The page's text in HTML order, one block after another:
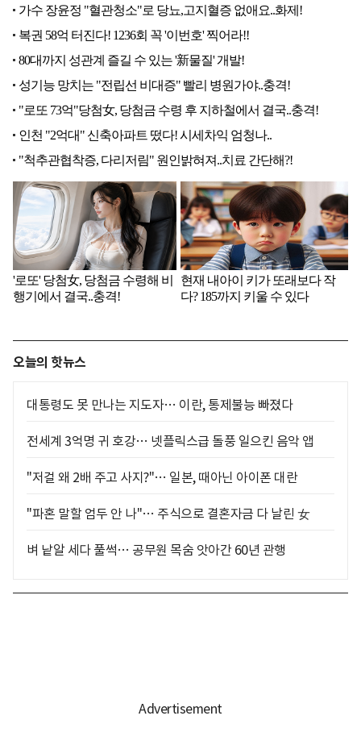
오늘의 핫뉴스
대통령도 못 만나는 지도자… 이란, 통제불능 빠졌다
전세계 3억명 귀 호강… 넷플릭스급 돌풍 일으킨 음악 앱
"저걸 왜 2배 주고 사지?"… 일본, 때아닌 아이폰 대란
"파혼 말할 엄두 안 나"… 주식으로 결혼자금 다 날린 女
벼 낱알 세다 풀썩… 공무원 목숨 앗아간 60년 관행